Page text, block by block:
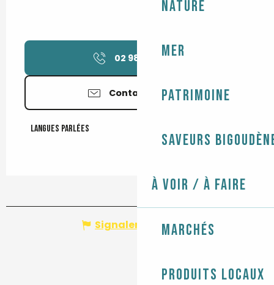
Nature
Mer
Patrimoine
Saveurs
À voir / À faire
Marchés
Produits locaux
02 98 70 07 ▒▒
Contactez-nous
Langues parlées
Langues parlées
Signaler une erreur